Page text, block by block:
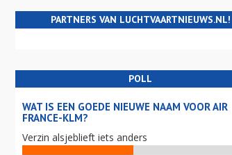
PARTNERS VAN LUCHTVAARTNIEUWS.NL!
POLL
WAT IS EEN GOEDE NIEUWE NAAM VOOR AIR
FRANCE-KLM?
Verzin alsjeblieft iets anders